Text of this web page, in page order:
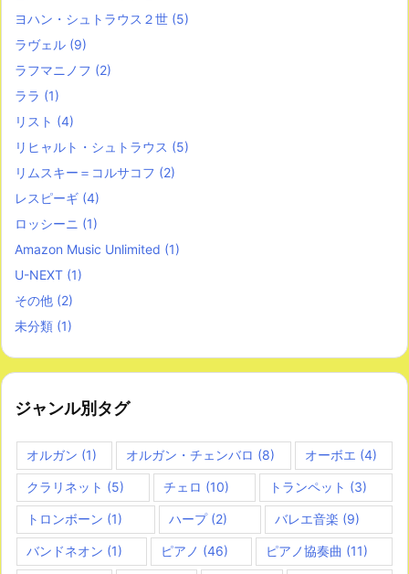
ヨハン・シュトラウス２世 (5)
ラヴェル (9)
ラフマニノフ (2)
ララ (1)
リスト (4)
リヒャルト・シュトラウス (5)
リムスキー＝コルサコフ (2)
レスピーギ (4)
ロッシーニ (1)
Amazon Music Unlimited (1)
U-NEXT (1)
その他 (2)
未分類 (1)
ジャンル別タグ
オルガン (1) オルガン・チェンバロ (8) オーボエ (4)
クラリネット (5) チェロ (10) トランペット (3)
トロンボーン (1) ハープ(2) バレエ音楽 (9)
バンドネオン (1) ピアノ (46) ピアノ協奏曲 (11)